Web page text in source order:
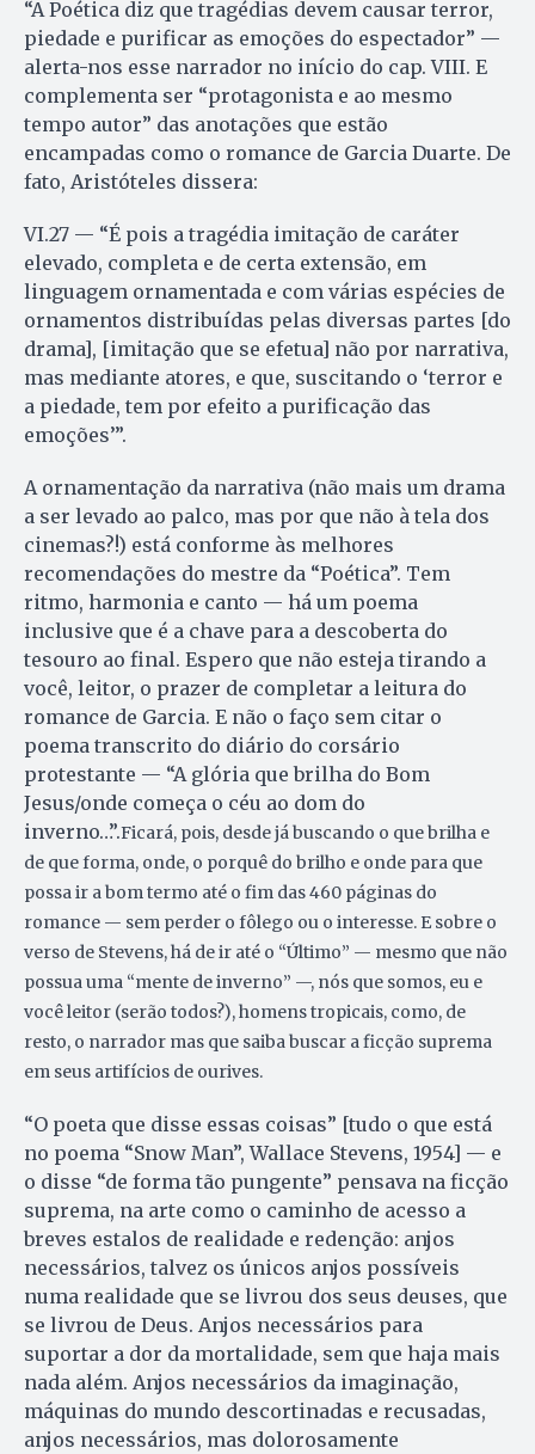
“A Poética diz que tragédias devem causar terror,
piedade e purificar as emoções do espectador” —
alerta-nos esse narrador no início do cap. VIII. E
complementa ser “protagonista e ao mesmo
tempo autor” das anotações que estão
encampadas como o romance de Garcia Duarte. De
fato, Aristóteles dissera:
VI.27 — “É pois a tragédia imitação de caráter
elevado, completa e de certa extensão, em
linguagem ornamentada e com várias espécies de
ornamentos distribuídas pelas diversas partes [do
drama], [imitação que se efetua] não por narrativa,
mas mediante atores, e que, suscitando o ‘terror e
a piedade, tem por efeito a purificação das
emoções’”.
A ornamentação da narrativa (não mais um drama
a ser levado ao palco, mas por que não à tela dos
cinemas?!) está conforme às melhores
recomendações do mestre da “Poética”. Tem
ritmo, harmonia e canto — há um poema
inclusive que é a chave para a descoberta do
tesouro ao final. Espero que não esteja tirando a
você, leitor, o prazer de completar a leitura do
romance de Garcia. E não o faço sem citar o
poema transcrito do diário do corsário
protestante — “A glória que brilha do Bom
Jesus/onde começa o céu ao dom do
inverno…”.Ficará, pois, desde já buscando o que brilha e
de que forma, onde, o porquê do brilho e onde para que
possa ir a bom termo até o fim das 460 páginas do
romance — sem perder o fôlego ou o interesse. E sobre o
verso de Stevens, há de ir até o “Último” — mesmo que não
possua uma “mente de inverno” —, nós que somos, eu e
você leitor (serão todos?), homens tropicais, como, de
resto, o narrador mas que saiba buscar a ficção suprema
em seus artifícios de ourives.
“O poeta que disse essas coisas” [tudo o que está
no poema “Snow Man”, Wallace Stevens, 1954] — e
o disse “de forma tão pungente” pensava na ficção
suprema, na arte como o caminho de acesso a
breves estalos de realidade e redenção: anjos
necessários, talvez os únicos anjos possíveis
numa realidade que se livrou dos seus deuses, que
se livrou de Deus. Anjos necessários para
suportar a dor da mortalidade, sem que haja mais
nada além. Anjos necessários da imaginação,
máquinas do mundo descortinadas e recusadas,
anjos necessários, mas dolorosamente